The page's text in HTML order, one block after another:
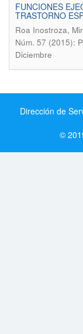
FUNCIONES
TRASTORNO
Roa Inostroza,
Núm. 57 (2015):
Diciembre
Dirección de
©